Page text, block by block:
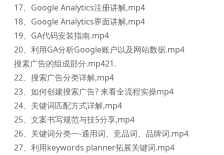
17、Google Analytics注册讲解,mp4
18、Google Analytics界面讲解,mp4
19、GA代码安装指南.mp4
20、利用GA分析Google账户以及网站数据.mp4
搜素广告的组成部分.mp421.
22、搜索广告分类详解,mp4
23、如何创建搜索广告? 来看全流程实操mp4
24、关键词匹配方式详解,mp4
25、文案书写规范与技5分享,mp4
26、关键词分类一-通用词、竞品词、品牌词.mp4
27、利用keywords planner拓展关键词.mp4